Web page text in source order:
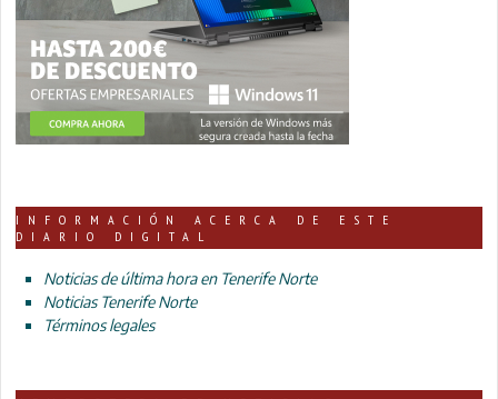
INFORMACIÓN ACERCA DE ESTE
DIARIO DIGITAL
Noticias de última hora en Tenerife Norte
Noticias Tenerife Norte
Términos legales